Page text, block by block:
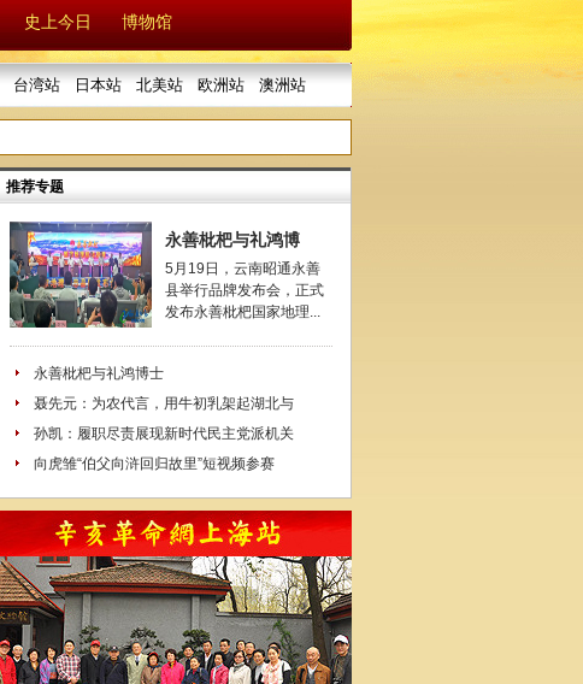
史上今日 博物馆
台湾站 日本站 北美站 欧洲站 澳洲站
推荐专题
永善枇杷与礼鸿博
5月19日，云南昭通永善
县举行品牌发布会，正式
发布永善枇杷国家地理...
永善枇杷与礼鸿博士
聂先元：为农代言，用牛初乳架起湖北与
孙凯：履职尽责展现新时代民主党派机关
向虎雏“伯父向浒回归故里”短视频参赛